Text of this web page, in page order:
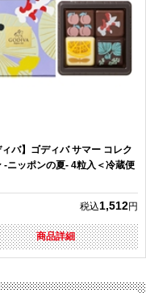
ィバ】ゴディバ サマー コレク
-ニッポンの夏- 4粒入＜冷蔵便
税込1,512円
商品詳細